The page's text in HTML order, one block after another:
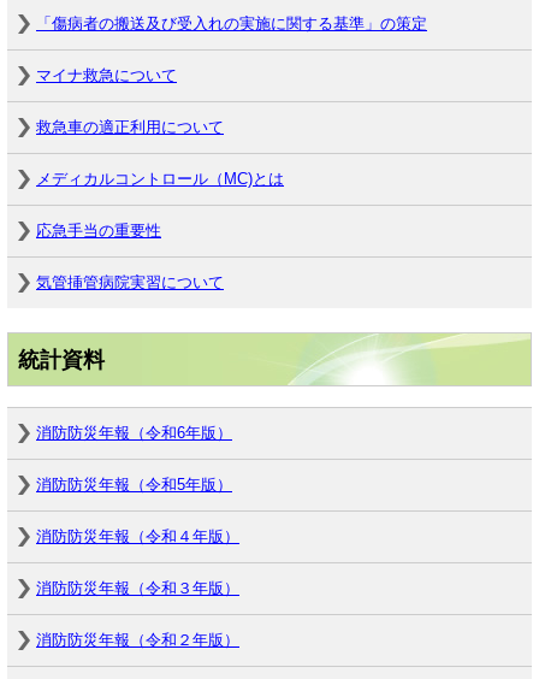
「傷病者の搬送及び受入れの実施に関する基準」の策定
マイナ救急について
救急車の適正利用について
メディカルコントロール（MC)とは
応急手当の重要性
気管挿管病院実習について
統計資料
消防防災年報（令和6年版）
消防防災年報（令和5年版）
消防防災年報（令和４年版）
消防防災年報（令和３年版）
消防防災年報（令和２年版）